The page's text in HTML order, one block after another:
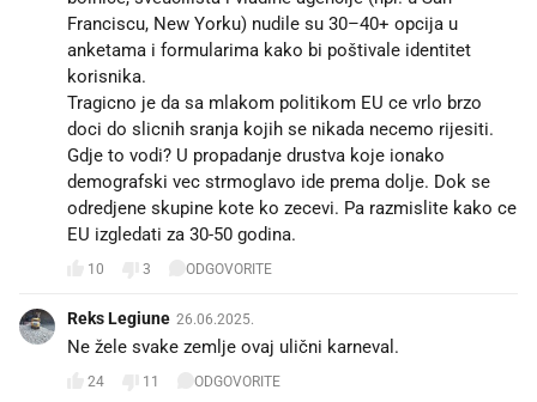
Franciscu, New Yorku) nudile su 30–40+ opcija u
anketama i formularima kako bi poštivale identitet
korisnika.
Tragicno je da sa mlakom politikom EU ce vrlo brzo
doci do slicnih sranja kojih se nikada necemo rijesiti.
Gdje to vodi? U propadanje drustva koje ionako
demografski vec strmoglavo ide prema dolje. Dok se
odredjene skupine kote ko zecevi. Pa razmislite kako ce
EU izgledati za 30-50 godina.
10 3 ODGOVORITE
Reks Legiune 26.06.2025.
Ne žele svake zemlje ovaj ulični karneval.
24 11 ODGOVORITE